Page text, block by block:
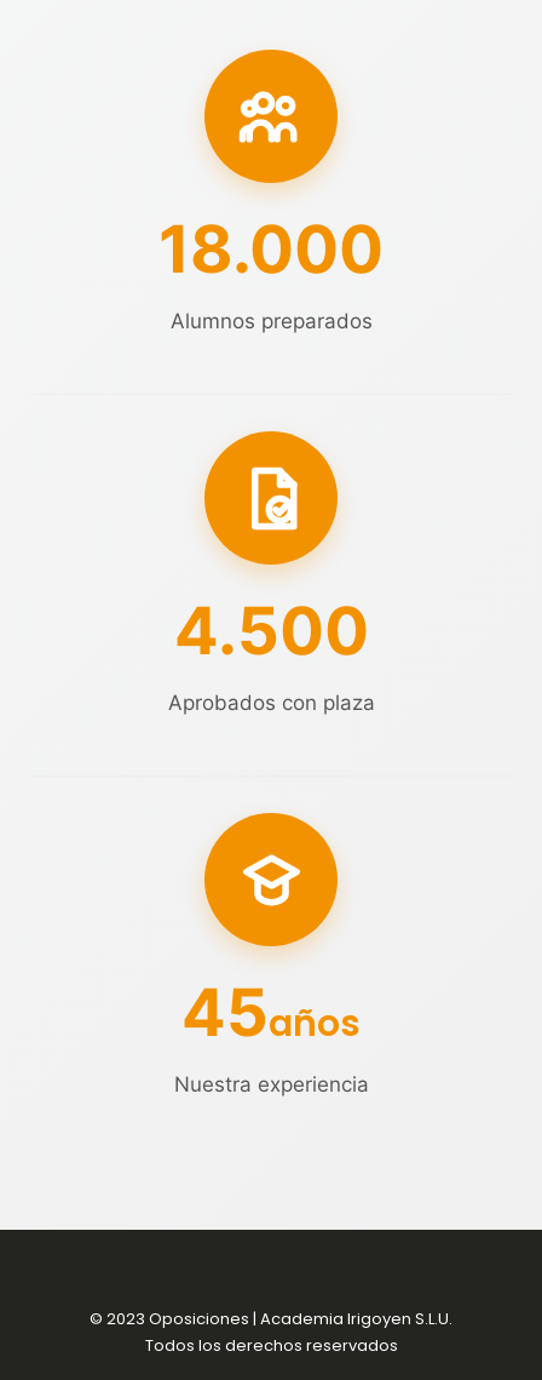
18.000
Alumnos preparados
4.500
Aprobados con plaza
45años
Nuestra experiencia
© 2023 Oposiciones | Academia Irigoyen S.L.U.
Todos los derechos reservados